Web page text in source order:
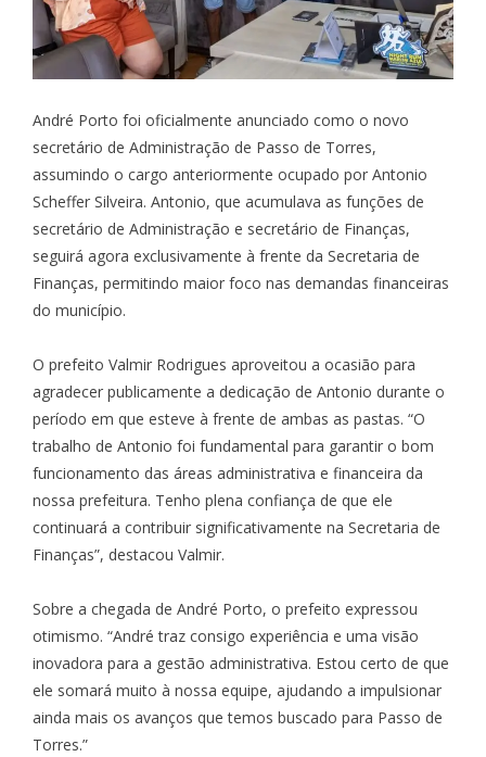
André Porto foi oficialmente anunciado como o novo
secretário de Administração de Passo de Torres,
assumindo o cargo anteriormente ocupado por Antonio
Scheffer Silveira. Antonio, que acumulava as funções de
secretário de Administração e secretário de Finanças,
seguirá agora exclusivamente à frente da Secretaria de
Finanças, permitindo maior foco nas demandas financeiras
do município.
O prefeito Valmir Rodrigues aproveitou a ocasião para
agradecer publicamente a dedicação de Antonio durante o
período em que esteve à frente de ambas as pastas. “O
trabalho de Antonio foi fundamental para garantir o bom
funcionamento das áreas administrativa e financeira da
nossa prefeitura. Tenho plena confiança de que ele
continuará a contribuir significativamente na Secretaria de
Finanças”, destacou Valmir.
Sobre a chegada de André Porto, o prefeito expressou
otimismo. “André traz consigo experiência e uma visão
inovadora para a gestão administrativa. Estou certo de que
ele somará muito à nossa equipe, ajudando a impulsionar
ainda mais os avanços que temos buscado para Passo de
Torres.”